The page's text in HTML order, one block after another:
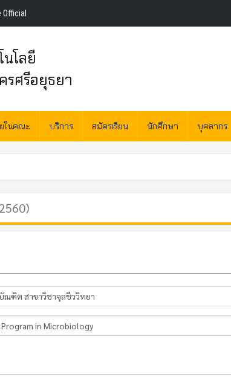
Official
โลยี
ศรีอยุธยา
ในคณะ บริการ สมัครเรียน นักศึกษา บุคลากร